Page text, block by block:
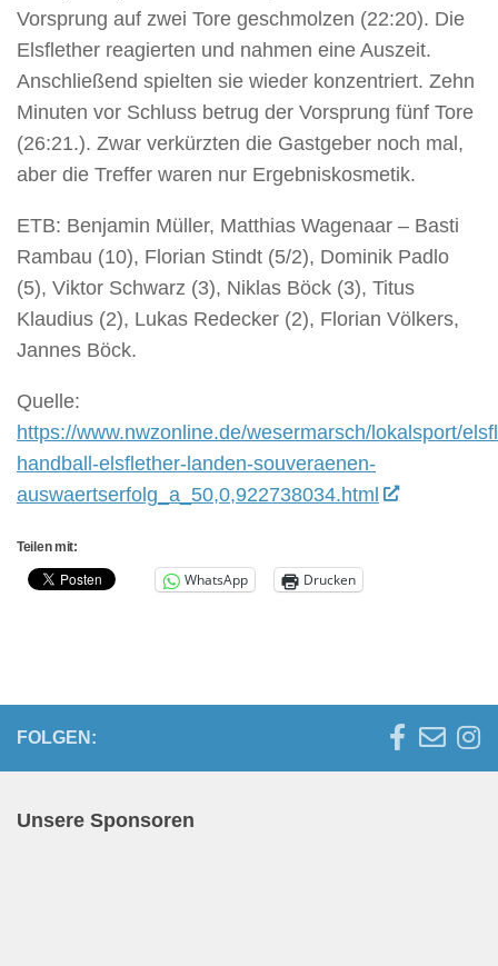
Vorsprung auf zwei Tore geschmolzen (22:20). Die
Elsflether reagierten und nahmen eine Auszeit.
Anschließend spielten sie wieder konzentriert. Zehn
Minuten vor Schluss betrug der Vorsprung fünf Tore
(26:21.). Zwar verkürzten die Gastgeber noch mal,
aber die Treffer waren nur Ergebniskosmetik.
ETB: Benjamin Müller, Matthias Wagenaar – Basti
Rambau (10), Florian Stindt (5/2), Dominik Padlo
(5), Viktor Schwarz (3), Niklas Böck (3), Titus
Klaudius (2), Lukas Redecker (2), Florian Völkers,
Jannes Böck.
Quelle:
https://www.nwzonline.de/wesermarsch/lokalsport/
handball-elsflether-landen-souveraenen-
auswaertserfolg_a_50,0,922738034.html
Teilen mit:
WhatsApp Drucken
FOLGEN:
Unsere Sponsoren